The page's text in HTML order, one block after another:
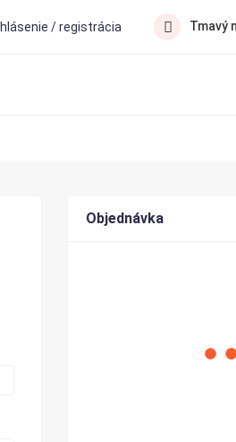
/ registrácia Tmavý
Objednávka